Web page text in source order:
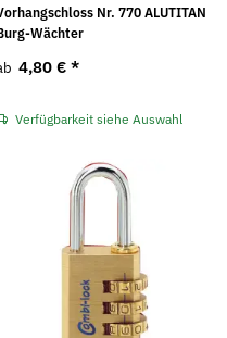
Nr. 770 ALUTITAN
Wächter
4,80 € *
Verfügbarkeit siehe Auswahl